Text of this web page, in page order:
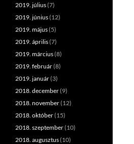
2019. július(7)
2019. június(12)
2019. május(5)
2019. április(7)
2019. március(8)
2019. február(8)
2019. január(3)
2018. december(9)
2018. november(12)
2018. október(15)
2018. szeptember(10)
2018. augusztus(10)